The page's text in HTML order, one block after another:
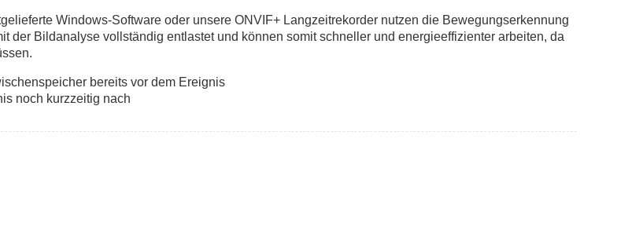
Windows-Software oder unsere ONVIF+ Langzeitrekorder nutzen die Bewegungserkennung
der Bildanalyse vollständig entlastet und können somit schneller und energieeffizienter arbeiten, da
bereits vor dem Ereignis
noch kurzzeitig nach